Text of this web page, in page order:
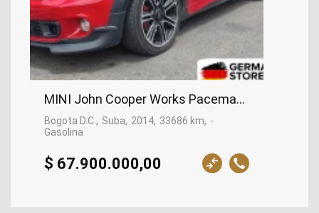
MINI John Cooper Works Paceman MC 2014 I
Bogota D.C. Suba 2014 33686 km
-
Gasolina
$ 67.900.000,00